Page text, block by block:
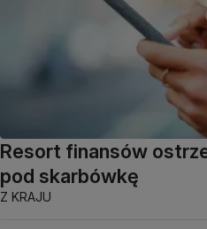
Resort finansów
pod skarbówkę
Z KRAJU